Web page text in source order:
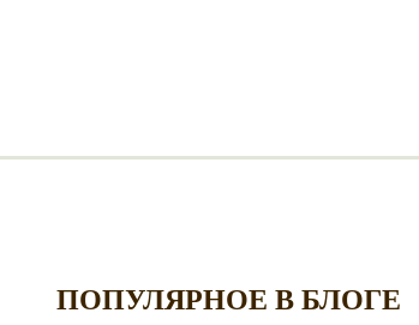
ПОПУЛЯРНОЕ В БЛОГЕ